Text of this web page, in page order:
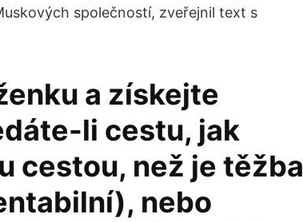
společností, zveřejnil text s
a získejte
li cestu, jak
cestou, než je těžba
nebo